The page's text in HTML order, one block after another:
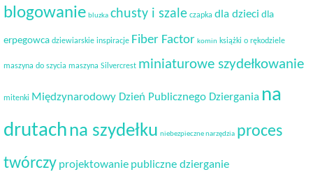
blogowanie bluzka chusty i szale czapka dla dzieci dla
erpegowca dziewiarskie inspiracje Fiber Factor komin książki o rękodziele
maszyna do szycia maszyna Silvercrest miniaturowe szydełkowanie
mitenki Międzynarodowy Dzień Publicznego Dziergania na
drutachna szydełku niebezpieczne narzędzia proces
twórczy projektowanie publiczne dzierganie